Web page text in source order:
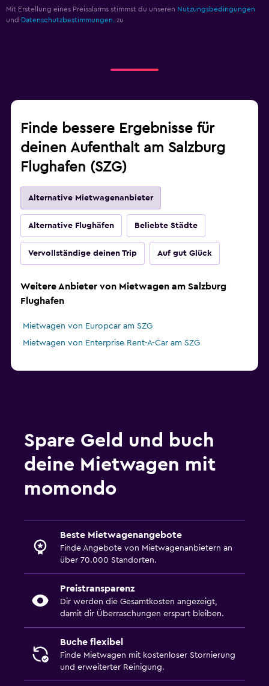
Mit Erstellung eines Preisalarms stimmst du unseren Nutzungsbedingungen
und Datenschutzbestimmungen. zu
Finde bessere Ergebnisse für
deinen Aufenthalt am Salzburg
Flughafen (SZG)
Alternative Mietwagenanbieter
Alternative Flughäfen Beliebte Städte
Vervollständige deinen Trip Auf gut Glück
Weitere Anbieter von Mietwagen am Salzburg
Flughafen
Mietwagen von Europcar am SZG
Mietwagen von Enterprise Rent-A-Car am SZG
Spare Geld und buch
deine Mietwagen mit
momondo
Beste Mietwagenangebote
Finde Angebote von Mietwagenanbietern an
über 70.000 Standorten.
Preistransparenz
Dir werden die Gesamtkosten angezeigt,
damit dir Überraschungen erspart bleiben.
Buche flexibel
Finde Mietwagen mit kostenloser Stornierung
und erweiterter Reinigung.